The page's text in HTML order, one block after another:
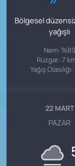
Bölgesel
yağışlı
Nem: %89
Rüzgar: 7
Yağış
22 MART
PAZAR